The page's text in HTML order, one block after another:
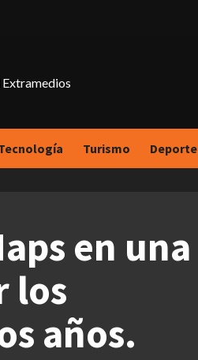
Turismo Deporte
en una
los
años.